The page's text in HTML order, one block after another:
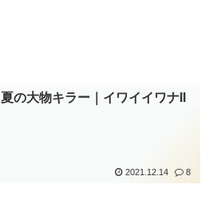
夏の大物キラー｜イワイイワナII
2021.12.14 8